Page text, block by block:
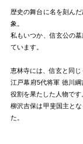
歴史の舞台に名を刻ん
象。
私もいつか、信玄公の
ています。
恵林寺には、信玄と同じ
江戸幕府5代将軍 徳川
役割を果たした人物です
柳沢吉保は甲斐国主と
た。